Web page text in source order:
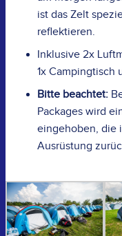
ist das Zelt
reflektieren.
Inklusive 2x
1x Campingtisch
Bitte beachtet:
Packages wird
eingehoben, die
Ausrüstung